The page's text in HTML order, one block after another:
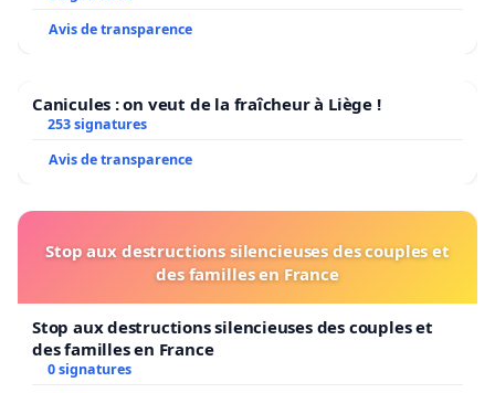
Avis de transparence
Canicules : on veut de la fraîcheur à Liège !
253 signatures
Avis de transparence
Stop aux destructions silencieuses des couples et
des familles en France
Stop aux destructions silencieuses des couples et
des familles en France
0 signatures